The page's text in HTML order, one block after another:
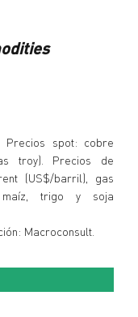
spot: cobre
troy). Precios de
(US$/barril), gas
maíz, trigo y soja
Macroconsult.